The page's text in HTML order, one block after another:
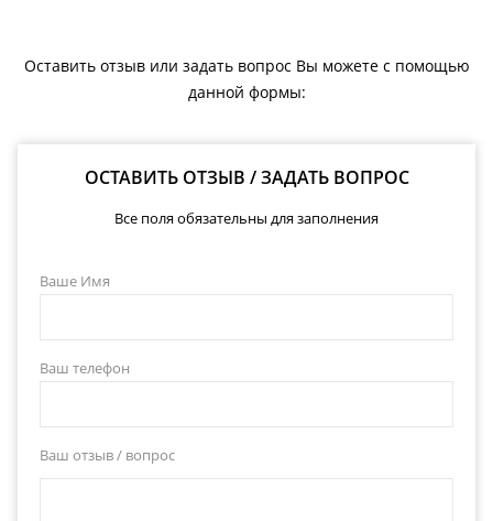
Оставить отзыв или задать вопрос Вы можете с помощью
данной формы:
ОСТАВИТЬ ОТЗЫВ / ЗАДАТЬ ВОПРОС
Все поля обязательны для заполнения
Ваше Имя
Ваш телефон
Ваш отзыв / вопрос